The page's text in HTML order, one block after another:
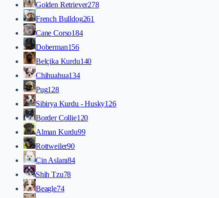
Golden Retriever278
French Bulldog261
Cane Corso184
Doberman156
Belçika Kurdu140
Chihuahua134
Pug128
Sibirya Kurdu - Husky126
Border Collie120
Alman Kurdu99
Rottweiler90
Çin Aslanı84
Shih Tzu78
Beagle74